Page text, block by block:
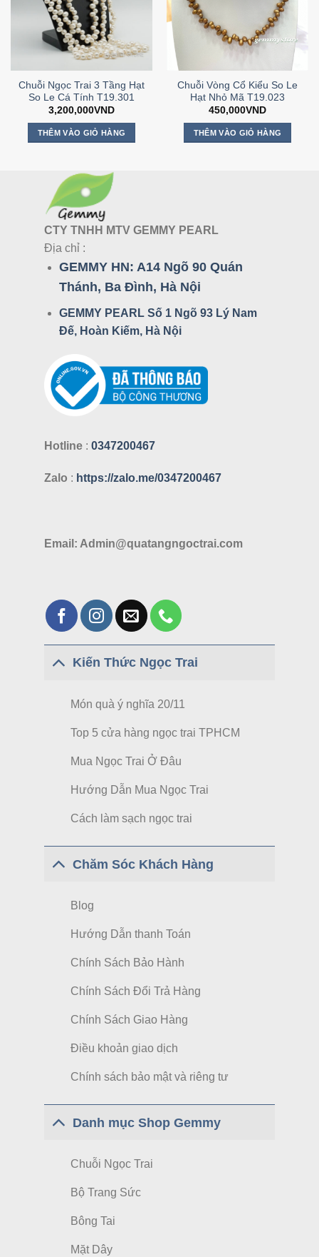
Chuỗi Ngọc Trai 3 Tầng Hạt
So Le Cá Tính T19.301
3,200,000VND
THÊM VÀO GIỎ HÀNG
Chuỗi Vòng Cổ Kiểu So Le
Hạt Nhỏ Mã T19.023
450,000VND
THÊM VÀO GIỎ HÀNG
CTY TNHH MTV GEMMY PEARL
Địa chỉ :
GEMMY HN: A14 Ngõ 90 Quán
Thánh, Ba Đình, Hà Nội
GEMMY PEARL Số 1 Ngõ 93 Lý Nam
Đế, Hoàn Kiếm, Hà Nội
Hotline : 0347200467
Zalo : https://zalo.me/0347200467
Email: Admin@quatangngoctrai.com
Kiến Thức Ngọc Trai
Món quà ý nghĩa 20/11
Top 5 cửa hàng ngọc trai TPHCM
Mua Ngọc Trai Ở Đâu
Hướng Dẫn Mua Ngọc Trai
Cách làm sạch ngọc trai
Chăm Sóc Khách Hàng
Blog
Hướng Dẫn thanh Toán
Chính Sách Bảo Hành
Chính Sách Đổi Trả Hàng
Chính Sách Giao Hàng
Điều khoản giao dịch
Chính sách bảo mật và riêng tư
Danh mục Shop Gemmy
Chuỗi Ngọc Trai
Bộ Trang Sức
Bông Tai
Mặt Dây